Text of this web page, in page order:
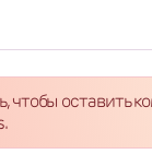
чтобы оставить